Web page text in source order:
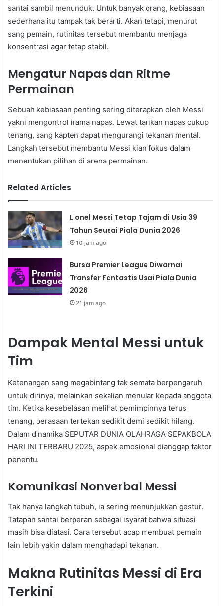
santai sambil menunduk. Untuk banyak orang, kebiasaan
sederhana itu tampak tak berarti. Akan tetapi, menurut
sang pemain, rutinitas tersebut membantu menjaga
konsentrasi agar tetap stabil.
Mengatur Napas dan Ritme
Permainan
Sebuah kebiasaan penting sering diterapkan oleh Messi
yakni mengontrol irama napas. Lewat tarikan napas cukup
tenang, sang kapten dapat mengurangi tekanan mental.
Langkah tersebut membantu Messi kian fokus dalam
menentukan pilihan di arena permainan.
Related Articles
Lionel Messi Tetap Tajam di Usia 39
Tahun Seusai Piala Dunia 2026
10 jam ago
Bursa Premier League Diwarnai
Transfer Fantastis Usai Piala Dunia
2026
21 jam ago
Dampak Mental Messi untuk
Tim
Ketenangan sang megabintang tak semata berpengaruh
untuk dirinya, melainkan sekalian menular kepada anggota
tim. Ketika kesebelasan melihat pemimpinnya terus
tenang, perasaan tertekan sedikit demi sedikit hilang.
Dalam dinamika SEPUTAR DUNIA OLAHRAGA SEPAKBOLA
HARI INI TERBARU 2025, aspek emosional dianggap faktor
penentu.
Komunikasi Nonverbal Messi
Tak hanya langkah tubuh, ia sering menunjukkan gestur.
Tatapan santai berperan sebagai isyarat bahwa situasi
masih bisa diatasi. Cara tersebut acap membuat pemain
lain lebih yakin dalam menghadapi tekanan.
Makna Rutinitas Messi di Era
Terkini